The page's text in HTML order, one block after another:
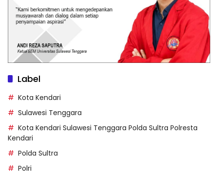
Label
Kota Kendari
Sulawesi Tenggara
Kota Kendari Sulawesi Tenggara Polda Sultra Polresta
Kendari
Polda Sultra
Polri